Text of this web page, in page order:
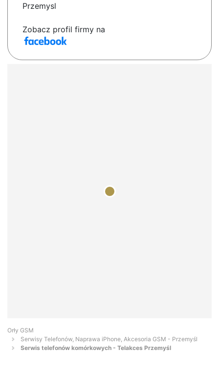
Przemysl
Zobacz profil firmy na
Orły GSM
Serwisy Telefonów, Naprawa iPhone, Akcesoria GSM - Przemyśl
Serwis telefonów komórkowych - Telakces Przemyśl